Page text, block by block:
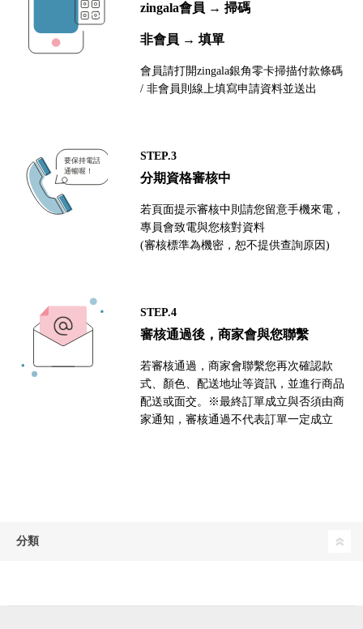
zingala會員 → 掃碼
非會員 → 填單
會員請打開zingala銀角零卡掃描付款條碼
/ 非會員則線上填寫申請資料並送出
STEP.3
分期資格審核中
若頁面提示審核中則請您留意手機來電，
專員會致電與您核對資料
(審核標準為機密，恕不提供查詢原因)
STEP.4
審核通過後，商家會與您聯繫
若審核通過，商家會聯繫您再次確認款
式、顏色、配送地址等資訊，並進行商品
配送或面交。※最終訂單成立與否須由商
家通知，審核通過不代表訂單一定成立
分類